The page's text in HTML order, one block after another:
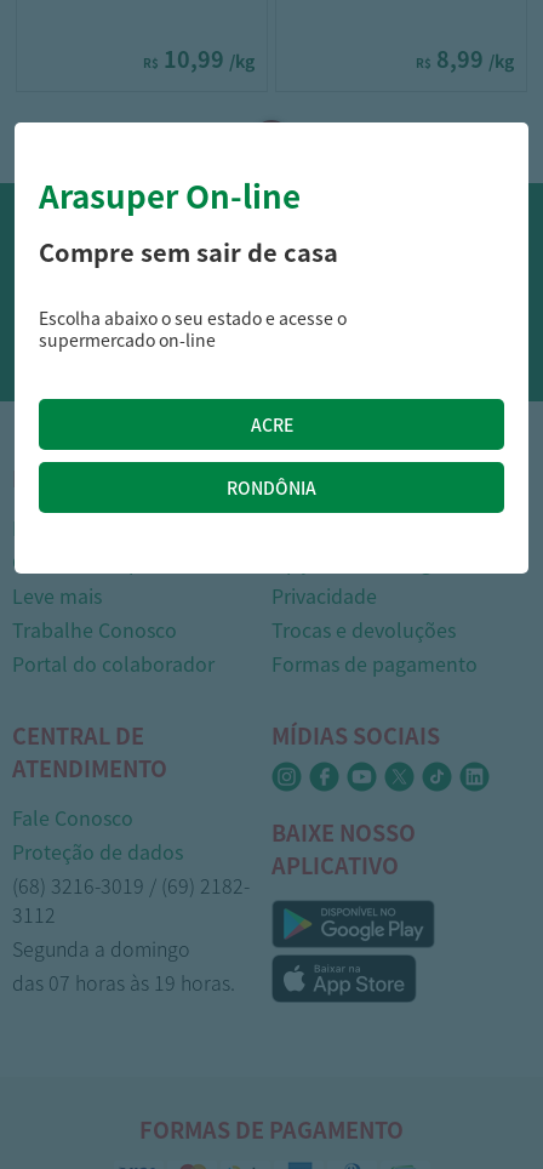
R$ 10,99 /kg R$ 8,99 /kg
OFERTAS NO WHATSAPP:
Siga nossos canais oficiais de ofertas no Whasapp!
RECEBER OFERTAS
INSTITUCIONAL
Cartão Arasuper
Leve mais
Trabalhe Conosco
Portal do colaborador
DÚVIDAS FREQUENTES
Privacidade
Trocas e devoluções
Formas de pagamento
CENTRAL DE
ATENDIMENTO
Fale Conosco
Proteção de dados
(68) 3216-3019 / (69) 2182-
3112
Segunda a domingo
das 07 horas às 19 horas.
MÍDIAS SOCIAIS
BAIXE NOSSO
APLICATIVO
FORMAS DE PAGAMENTO
Arasuper On-line
Compre sem sair de casa
Escolha abaixo o seu estado e acesse o
supermercado on-line